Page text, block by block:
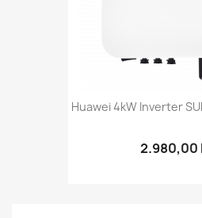
Huawei 4kW Inverter
2.980,00